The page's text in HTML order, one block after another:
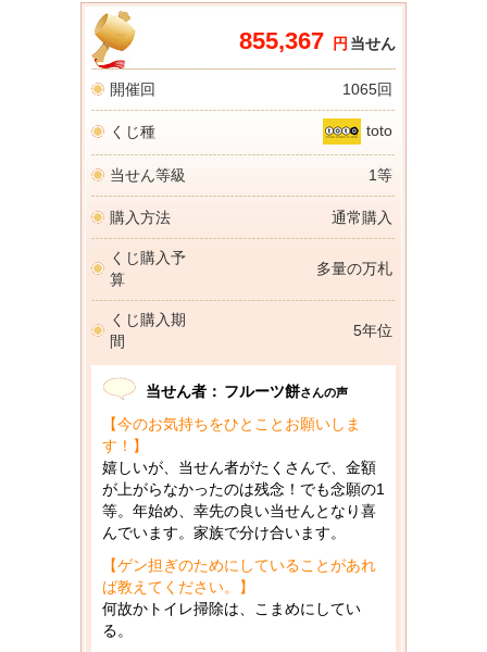
855,367 円 当せん
開催回 1065回
くじ種 toto
当せん等級 1等
購入方法 通常購入
くじ購入予
算
多量の万札
くじ購入期
間
5年位
当せん者： フルーツ餅さんの声
【今のお気持ちをひとことお願いしま
す！】
嬉しいが、当せん者がたくさんで、金額
が上がらなかったのは残念！でも念願の1
等。年始め、幸先の良い当せんとなり喜
んでいます。家族で分け合います。
【ゲン担ぎのためにしていることがあれ
ば教えてください。】
何故かトイレ掃除は、こまめにしてい
る。